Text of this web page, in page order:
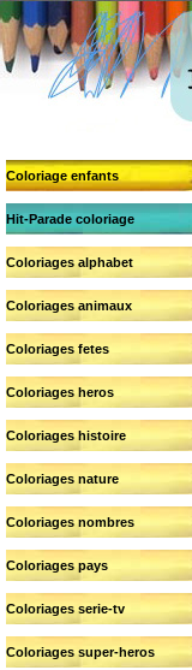
Coloriage enfants
Hit-Parade coloriage
Coloriages alphabet
Coloriages animaux
Coloriages fetes
Coloriages heros
Coloriages histoire
Coloriages nature
Coloriages nombres
Coloriages pays
Coloriages serie-tv
Coloriages super-heros